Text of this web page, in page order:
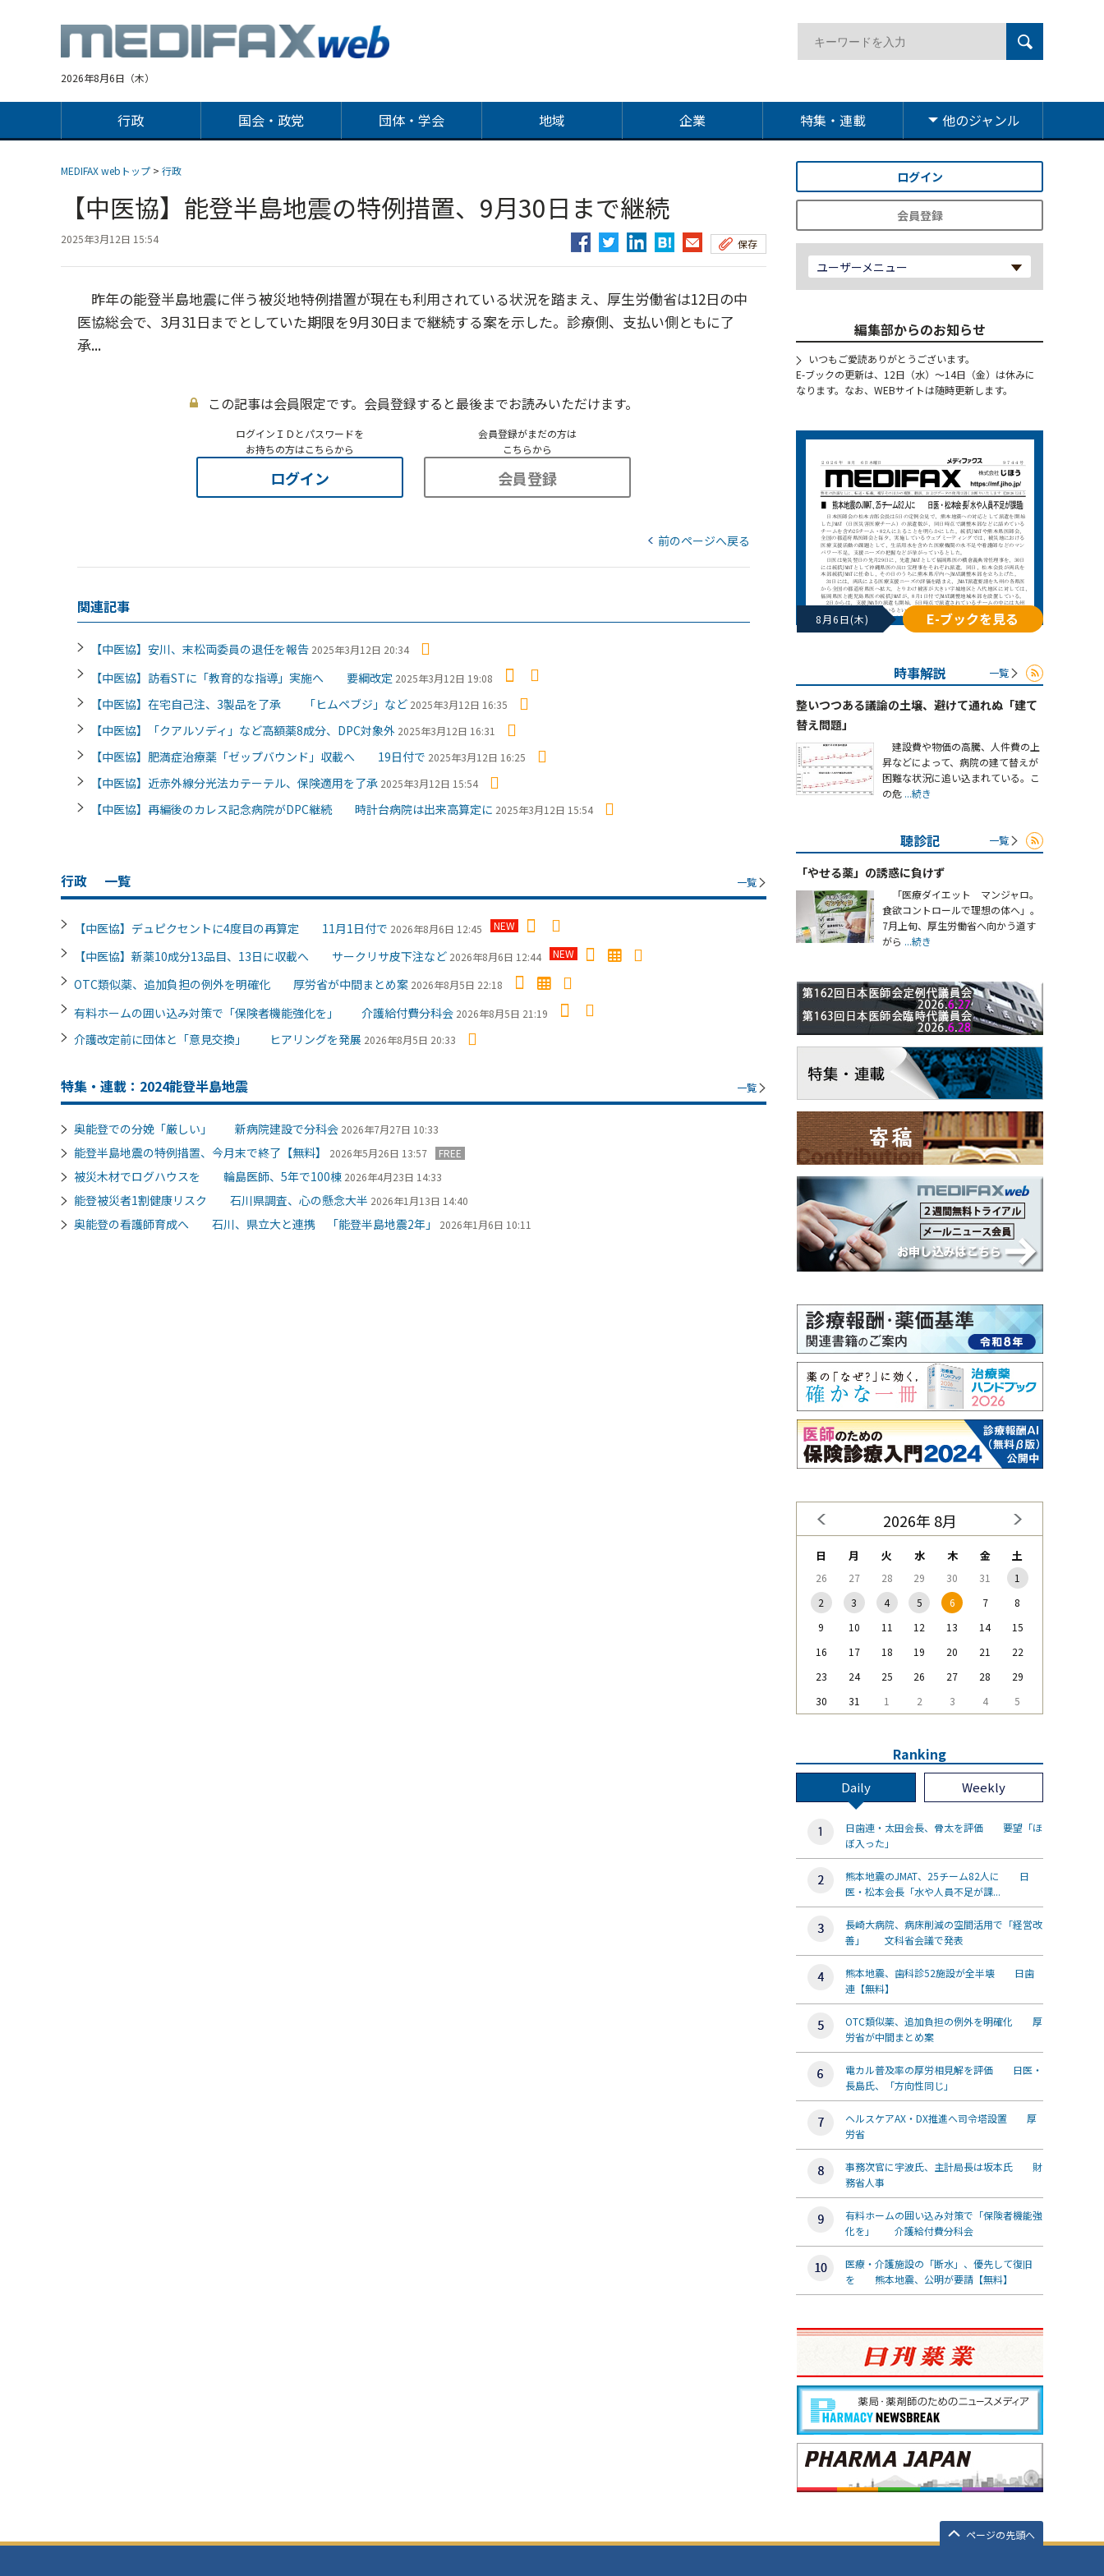
2026年8月6日（木）
行政 国会・政党 団体・学会 地域 企業 特集・連載 他のジャンル
MEDIFAX webトップ > 行政
【中医協】能登半島地震の特例措置、9月30日まで継続
2025年3月12日 15:54 保存
昨年の能登半島地震に伴う被災地特例措置が現在も利用されている状況を踏まえ、厚生労働省は12日の中
医協総会で、3月31日までとしていた期限を9月30日まで継続する案を示した。診療側、支払い側ともに了
承...
この記事は会員限定です。会員登録すると最後までお読みいただけます。
ログインＩＤとパスワードを
お持ちの方はこちらから
ログイン
会員登録がまだの方は
こちらから
会員登録
前のページへ戻る
関連記事
【中医協】安川、末松両委員の退任を報告 2025年3月12日 20:34
【中医協】訪看STに「教育的な指導」実施へ 要綱改定 2025年3月12日 19:08
【中医協】在宅自己注、3製品を了承 「ヒムペブジ」など 2025年3月12日 16:35
【中医協】「クアルソディ」など高額薬8成分、DPC対象外 2025年3月12日 16:31
【中医協】肥満症治療薬「ゼップバウンド」収載へ 19日付で 2025年3月12日 16:25
【中医協】近赤外線分光法カテーテル、保険適用を了承 2025年3月12日 15:54
【中医協】再編後のカレス記念病院がDPC継続 時計台病院は出来高算定に 2025年3月12日 15:54
行政 一覧 一覧
【中医協】デュピクセントに4度目の再算定 11月1日付で 2026年8月6日 12:45 NEW
【中医協】新薬10成分13品目、13日に収載へ サークリサ皮下注など 2026年8月6日 12:44 NEW
OTC類似薬、追加負担の例外を明確化 厚労省が中間まとめ案 2026年8月5日 22:18
有料ホームの囲い込み対策で「保険者機能強化を」 介護給付費分科会 2026年8月5日 21:19
介護改定前に団体と「意見交換」 ヒアリングを発展 2026年8月5日 20:33
特集・連載：2024能登半島地震 一覧
奥能登での分娩「厳しい」 新病院建設で分科会 2026年7月27日 10:33
能登半島地震の特例措置、今月末で終了【無料】 2026年5月26日 13:57 FREE
被災木材でログハウスを 輪島医師、5年で100棟 2026年4月23日 14:33
能登被災者1割健康リスク 石川県調査、心の懸念大半 2026年1月13日 14:40
奥能登の看護師育成へ 石川、県立大と連携 「能登半島地震2年」 2026年1月6日 10:11
ログイン
会員登録
ユーザーメニュー
編集部からのお知らせ
いつもご愛読ありがとうございます。
E-ブックの更新は、12日（水）～14日（金）は休みに
なります。なお、WEBサイトは随時更新します。
8月6日(木) E-ブックを見る
時事解説 一覧
整いつつある議論の土壌、避けて通れぬ「建て
替え問題」
建設費や物価の高騰、人件費の上
昇などによって、病院の建て替えが
困難な状況に追い込まれている。こ
の危 ...続き
聴診記 一覧
「やせる薬」の誘惑に負けず
「医療ダイエット マンジャロ。
食欲コントロールで理想の体へ」。
7月上旬、厚生労働省へ向かう道す
がら ...続き
2026年 8月
日 月 火 水 木 金 土
26 27 28 29 30 31
1
2
3 4 5 6 7
8
9
10 11 12 13 14
15
16
17 18 19 20 21
22
23
24 25 26 27 28
29
30
31 1 2 3 4 5
Ranking
Daily Weekly
日歯連・太田会長、骨太を評価 要望「ほ
ぼ入った」
熊本地震のJMAT、25チーム82人に 日
医・松本会長「水や人員不足が課...
長崎大病院、病床削減の空間活用で「経営改
善」 文科省会議で発表
熊本地震、歯科診52施設が全半壊 日歯
連【無料】
OTC類似薬、追加負担の例外を明確化 厚
労省が中間まとめ案
電カル普及率の厚労相見解を評価 日医・
長島氏、「方向性同じ」
ヘルスケアAX・DX推進へ司令塔設置 厚
労省
事務次官に宇波氏、主計局長は坂本氏 財
務省人事
有料ホームの囲い込み対策で「保険者機能強
化を」 介護給付費分科会
医療・介護施設の「断水」、優先して復旧
を 熊本地震、公明が要請【無料】
ページの先頭へ